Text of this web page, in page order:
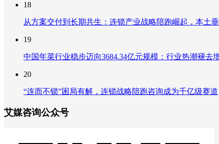
18
从方案交付到长期共生：连锁产业战略陪跑崛起，本土
19
中国年菜行业稳步迈向3684.34亿元规模：行业热潮褪
20
“连而不锁”困局有解，连锁战略陪跑咨询成为千亿级赛道
艾媒咨询公众号